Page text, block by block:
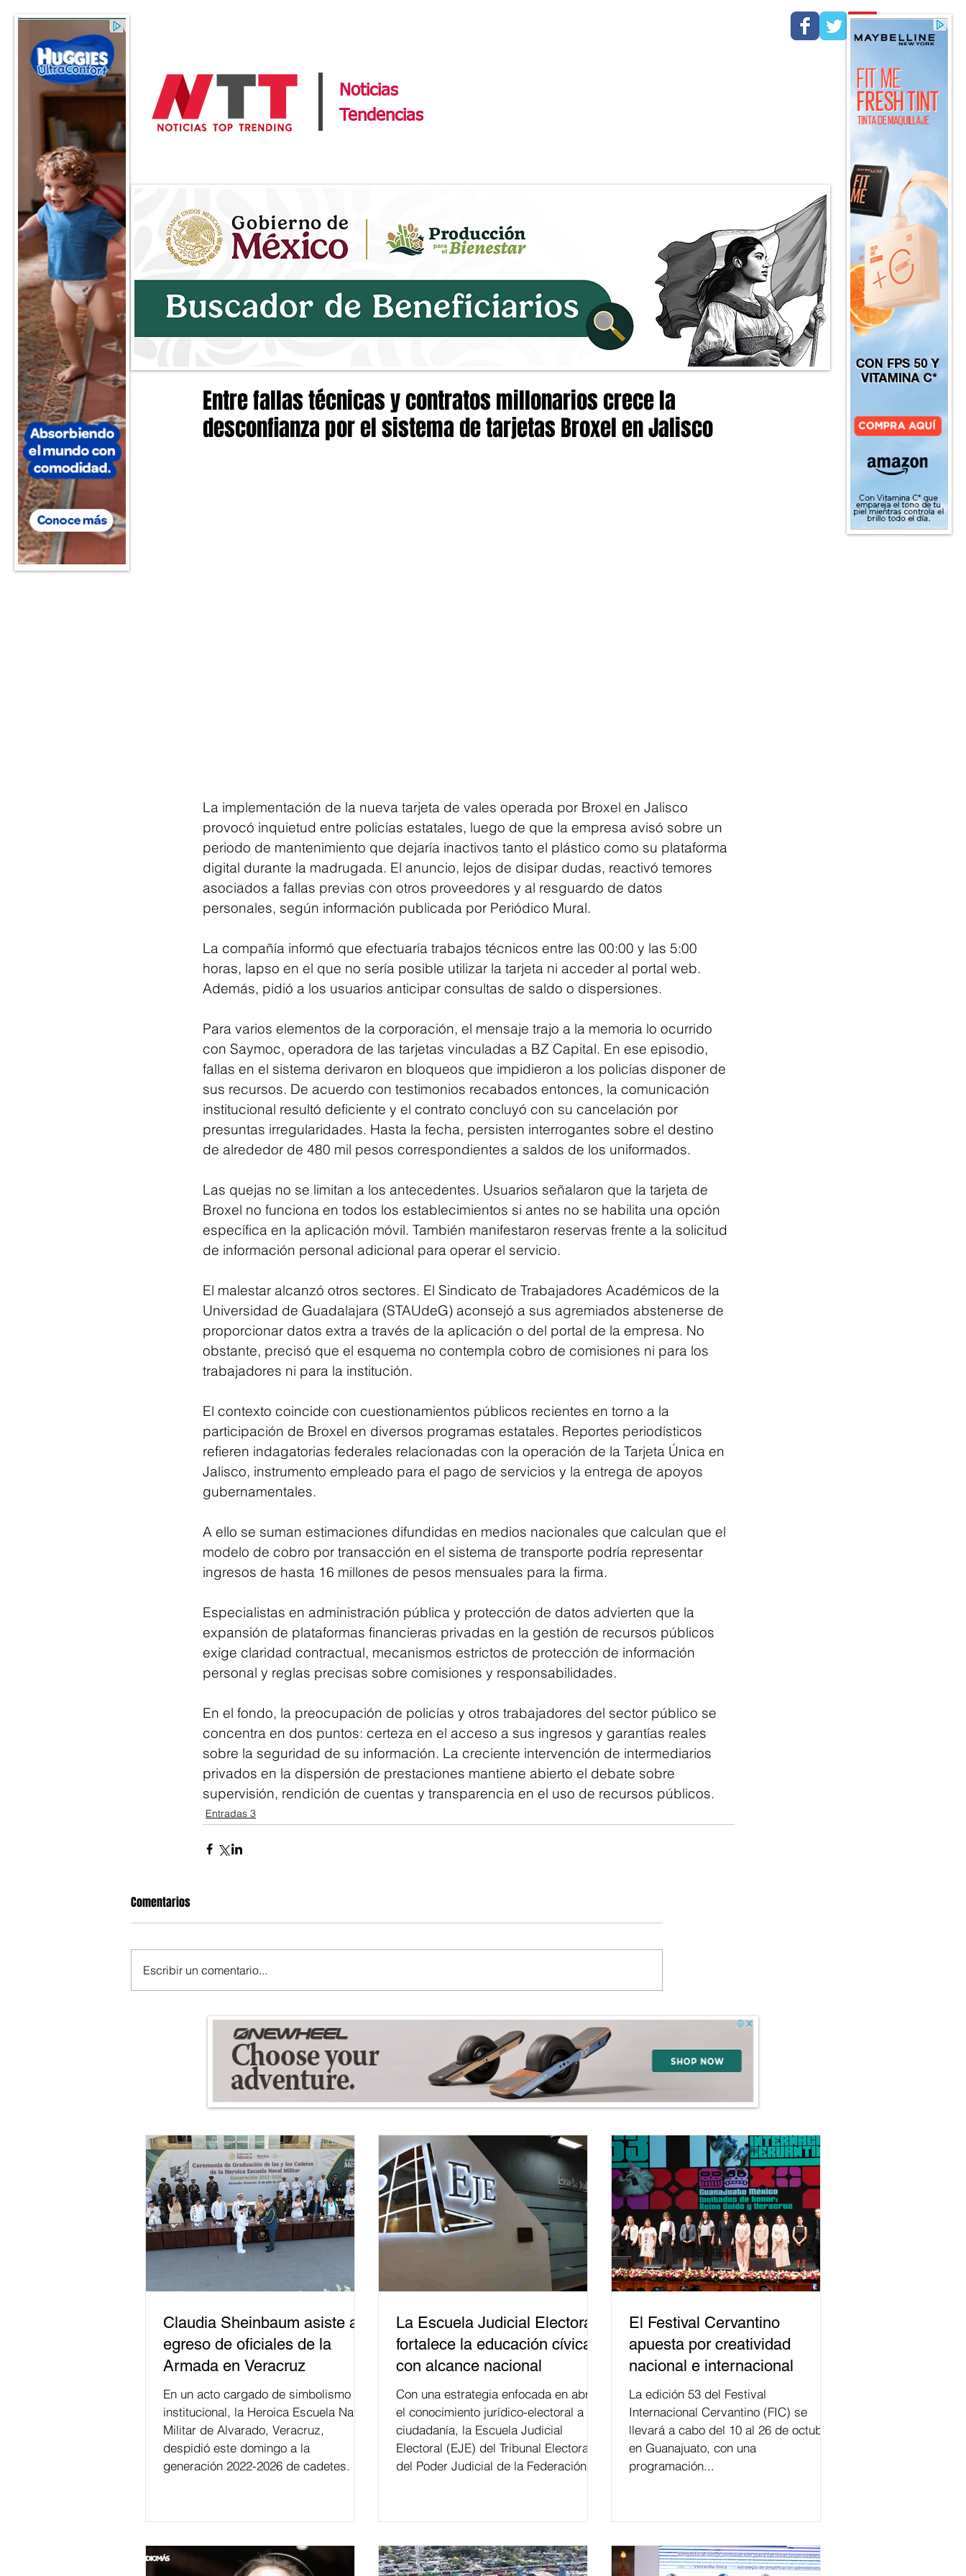
Noticias
Tendencias
Entre fallas técnicas y contratos millonarios crece la
desconfianza por el sistema de tarjetas Broxel en Jalisco
La implementación de la nueva tarjeta de vales operada por Broxel en Jalisco
provocó inquietud entre policías estatales, luego de que la empresa avisó sobre un
periodo de mantenimiento que dejaría inactivos tanto el plástico como su plataforma
digital durante la madrugada. El anuncio, lejos de disipar dudas, reactivó temores
asociados a fallas previas con otros proveedores y al resguardo de datos
personales, según información publicada por Periódico Mural.
La compañía informó que efectuaría trabajos técnicos entre las 00:00 y las 5:00
horas, lapso en el que no sería posible utilizar la tarjeta ni acceder al portal web.
Además, pidió a los usuarios anticipar consultas de saldo o dispersiones.
Para varios elementos de la corporación, el mensaje trajo a la memoria lo ocurrido
con Saymoc, operadora de las tarjetas vinculadas a BZ Capital. En ese episodio,
fallas en el sistema derivaron en bloqueos que impidieron a los policías disponer de
sus recursos. De acuerdo con testimonios recabados entonces, la comunicación
institucional resultó deficiente y el contrato concluyó con su cancelación por
presuntas irregularidades. Hasta la fecha, persisten interrogantes sobre el destino
de alrededor de 480 mil pesos correspondientes a saldos de los uniformados.
Las quejas no se limitan a los antecedentes. Usuarios señalaron que la tarjeta de
Broxel no funciona en todos los establecimientos si antes no se habilita una opción
específica en la aplicación móvil. También manifestaron reservas frente a la solicitud
de información personal adicional para operar el servicio.
El malestar alcanzó otros sectores. El Sindicato de Trabajadores Académicos de la
Universidad de Guadalajara (STAUdeG) aconsejó a sus agremiados abstenerse de
proporcionar datos extra a través de la aplicación o del portal de la empresa. No
obstante, precisó que el esquema no contempla cobro de comisiones ni para los
trabajadores ni para la institución.
El contexto coincide con cuestionamientos públicos recientes en torno a la
participación de Broxel en diversos programas estatales. Reportes periodísticos
refieren indagatorias federales relacionadas con la operación de la Tarjeta Única en
Jalisco, instrumento empleado para el pago de servicios y la entrega de apoyos
gubernamentales.
A ello se suman estimaciones difundidas en medios nacionales que calculan que el
modelo de cobro por transacción en el sistema de transporte podría representar
ingresos de hasta 16 millones de pesos mensuales para la firma.
Especialistas en administración pública y protección de datos advierten que la
expansión de plataformas financieras privadas en la gestión de recursos públicos
exige claridad contractual, mecanismos estrictos de protección de información
personal y reglas precisas sobre comisiones y responsabilidades.
En el fondo, la preocupación de policías y otros trabajadores del sector público se
concentra en dos puntos: certeza en el acceso a sus ingresos y garantías reales
sobre la seguridad de su información. La creciente intervención de intermediarios
privados en la dispersión de prestaciones mantiene abierto el debate sobre
supervisión, rendición de cuentas y transparencia en el uso de recursos públicos.
Entradas 3
Comentarios
Escribir un comentario...
Claudia Sheinbaum asiste a
egreso de oficiales de la
Armada en Veracruz
En un acto cargado de simbolismo
institucional, la Heroica Escuela Naval
Militar de Alvarado, Veracruz,
despidió este domingo a la
generación 2022-2026 de cadetes.
La Escuela Judicial Electoral
fortalece la educación cívica
con alcance nacional
Con una estrategia enfocada en abrir
el conocimiento jurídico-electoral a la
ciudadanía, la Escuela Judicial
Electoral (EJE) del Tribunal Electoral
del Poder Judicial de la Federación ha
relacionados con la democracia y el
del papel que ha asumido la EJE en la
El Festival Cervantino
apuesta por creatividad
nacional e internacional
La edición 53 del Festival
Internacional Cervantino (FIC) se
llevará a cabo del 10 al 26 de octubre
en Guanajuato, con una
programación...